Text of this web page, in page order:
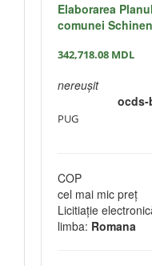
Elaborarea
comunei
342,718.08 MDL
nereușit
ocds-
PUG
COP
cel mai mic preț
Licitiație
limba: Romana